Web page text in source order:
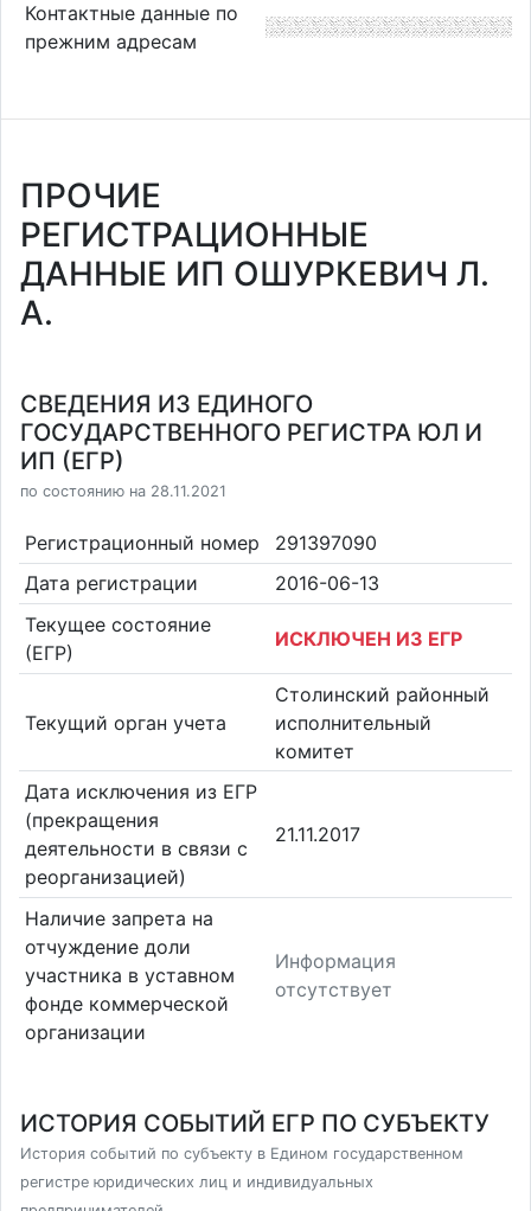
Контактные данные по
прежним адресам
ПРОЧИЕ
РЕГИСТРАЦИОННЫЕ
ДАННЫЕ ИП ОШУРКЕВИЧ Л.
А.
СВЕДЕНИЯ ИЗ ЕДИНОГО
ГОСУДАРСТВЕННОГО РЕГИСТРА ЮЛ И
ИП (ЕГР)
по состоянию на 28.11.2021
Регистрационный номер
291397090
Дата регистрации
2016-06-13
Текущее состояние
(ЕГР)
ИСКЛЮЧЕН ИЗ ЕГР
Текущий орган учета
Столинский районный
исполнительный
комитет
Дата исключения из ЕГР
(прекращения
деятельности в связи с
реорганизацией)
21.11.2017
Наличие запрета на
отчуждение доли
участника в уставном
фонде коммерческой
организации
Информация
отсутствует
ИСТОРИЯ СОБЫТИЙ ЕГР ПО СУБЪЕКТУ
История событий по субъекту в Едином государственном
регистре юридических лиц и индивидуальных